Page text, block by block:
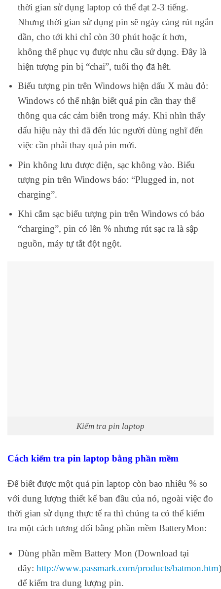
thời gian sử dụng laptop có thể đạt 2-3 tiếng.
Nhưng thời gian sử dụng pin sẽ ngày càng rút ngắn
dần, cho tới khi chỉ còn 30 phút hoặc ít hơn,
không thể phục vụ được nhu cầu sử dụng. Đây là
hiện tượng pin bị “chai”, tuổi thọ đã hết.
Biểu tượng pin trên Windows hiện dấu X màu đỏ:
Windows có thể nhận biết quả pin cần thay thế
thông qua các cảm biến trong máy. Khi nhìn thấy
dấu hiệu này thì đã đến lúc người dùng nghĩ đến
việc cần phải thay quả pin mới.
Pin không lưu được điện, sạc không vào. Biểu
tượng pin trên Windows báo: “Plugged in, not
charging”.
Khi cắm sạc biểu tượng pin trên Windows có báo
“charging”, pin có lên % nhưng rút sạc ra là sập
nguồn, máy tự tắt đột ngột.
Kiểm tra pin laptop
Cách kiểm tra pin laptop bằng phần mềm
Để biết được một quả pin laptop còn bao nhiêu % so
với dung lượng thiết kế ban đầu của nó, ngoài việc đo
thời gian sử dụng thực tế ra thì chúng ta có thể kiểm
tra một cách tương đối bằng phần mềm BatteryMon:
Dùng phần mềm Battery Mon (Download tại
đây: http://www.passmark.com/products/batmon.htm)
để kiểm tra dung lượng pin.